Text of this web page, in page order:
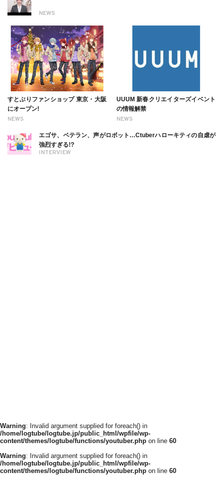
NEWS
NEWS
すとぷりファンショップ 東京・大阪
にオープン!
NEWS
UUUM 新春クリエイターズイベント
の情報解禁
INTERVIEW
エゴサ、ベテラン、声がロボット…Ctuberハローキティの自虐が
強烈すぎる!?
Warning: Invalid argument supplied for foreach() in
/home/logtube/logtube.jp/public_html/wpfile/wp-
content/themes/logtube/functions/youtuber.php on line 60
Warning: Invalid argument supplied for foreach() in
/home/logtube/logtube.jp/public_html/wpfile/wp-
content/themes/logtube/functions/youtuber.php on line 60